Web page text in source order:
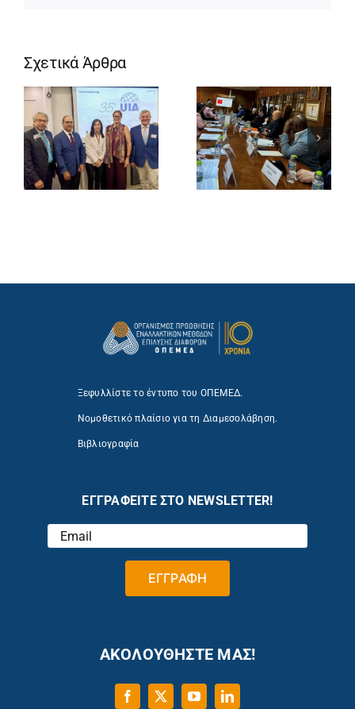
Σχετικά Άρθρα
Ξεφυλλίστε το έντυπο του ΟΠΕΜΕΔ.
Νομοθετικό πλαίσιο για τη Διαμεσολάβηση.
Βιβλιογραφία
ΕΓΓΡΑΦΕΙΤΕ ΣΤΟ NEWSLETTER!
ΑΚΟΛΟΥΘΗΣΤΕ ΜΑΣ!